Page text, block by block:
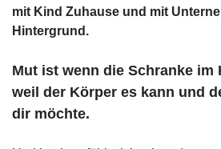
mit Kind Zuhause und mit
Hintergrund.
Mut ist wenn die Schranke im
weil der Körper es kann und
dir möchte.